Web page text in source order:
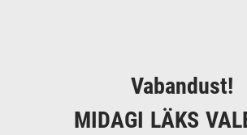
Vabandust!
MIDAGI LÄKS